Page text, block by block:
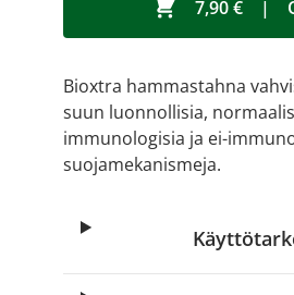
7,90 € |
Bioxtra hammastahna
suun luonnollisia,
immunologisia ja ei-
suojamekanismeja.